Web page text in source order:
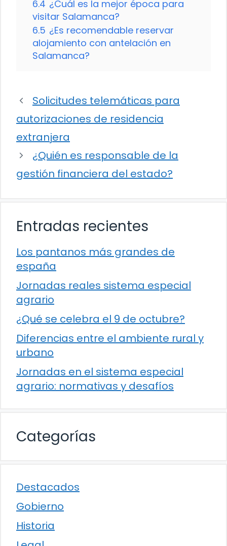
6.4 ¿Cuál es la mejor época para
visitar Salamanca?
6.5 ¿Es recomendable reservar
alojamiento con antelación en
Salamanca?
Solicitudes telemáticas para
autorizaciones de residencia
extranjera
¿Quién es responsable de la
gestión financiera del estado?
Entradas recientes
Los pantanos más grandes de
españa
Jornadas reales sistema especial
agrario
¿Qué se celebra el 9 de octubre?
Diferencias entre el ambiente rural y
urbano
Jornadas en el sistema especial
agrario: normativas y desafíos
Categorías
Destacados
Gobierno
Historia